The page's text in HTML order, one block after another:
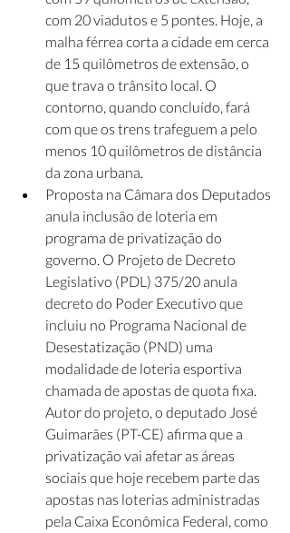
com 20 viadutos e 5 pontes. Hoje, a
malha férrea corta a cidade em cerca
de 15 quilômetros de extensão, o
que trava o trânsito local. O
contorno, quando concluído, fará
com que os trens trafeguem a pelo
menos 10 quilômetros de distância
da zona urbana.
Proposta na Câmara dos Deputados
anula inclusão de loteria em
programa de privatização do
governo. O Projeto de Decreto
Legislativo (PDL) 375/20 anula
decreto do Poder Executivo que
incluiu no Programa Nacional de
Desestatização (PND) uma
modalidade de loteria esportiva
chamada de apostas de quota fixa.
Autor do projeto, o deputado José
Guimarães (PT-CE) afirma que a
privatização vai afetar as áreas
sociais que hoje recebem parte das
apostas nas loterias administradas
pela Caixa Econômica Federal, como